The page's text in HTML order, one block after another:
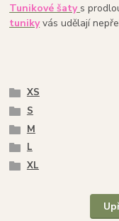
Tunikové šaty s
tunikyvás udělají
XS
S
M
L
XL